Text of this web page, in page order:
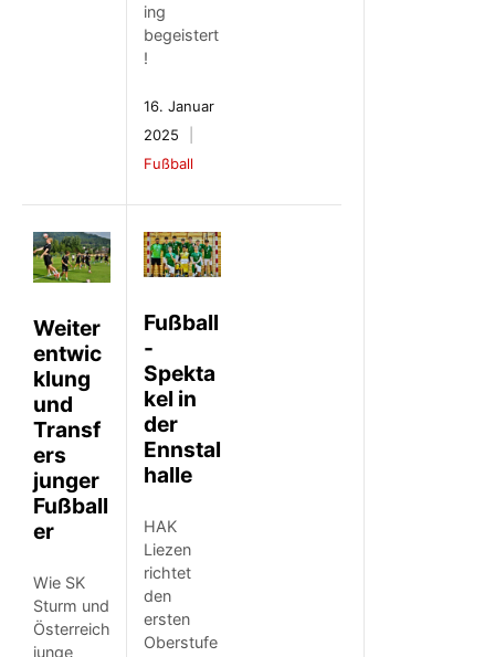
ing
begeistert
!
16. Januar
2025
Fußball
Weiter
entwic
klung
und
Transf
ers
junger
Fußball
er
Wie SK
Sturm und
Österreich
junge
Fußball
-
Spekta
kel in
der
Ennstal
halle
HAK
Liezen
richtet
den
ersten
Oberstufe